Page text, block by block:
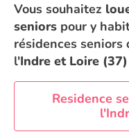
Vous souhaitez
seniors pour y
résidences
l'Indre et Loire (37)
Residence